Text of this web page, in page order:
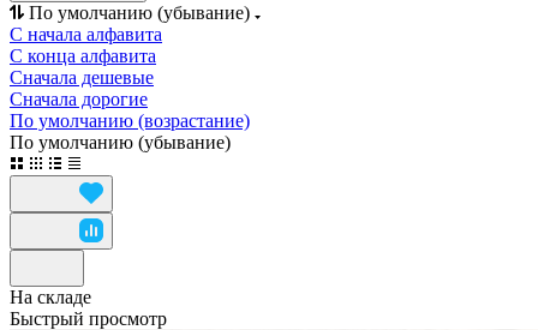
По умолчанию (убывание)
С начала алфавита
С конца алфавита
Сначала дешевые
Сначала дорогие
По умолчанию (возрастание)
По умолчанию (убывание)
На складе
Быстрый просмотр